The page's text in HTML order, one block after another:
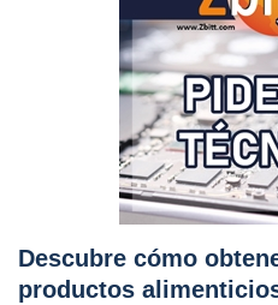
Descubre cómo
productos